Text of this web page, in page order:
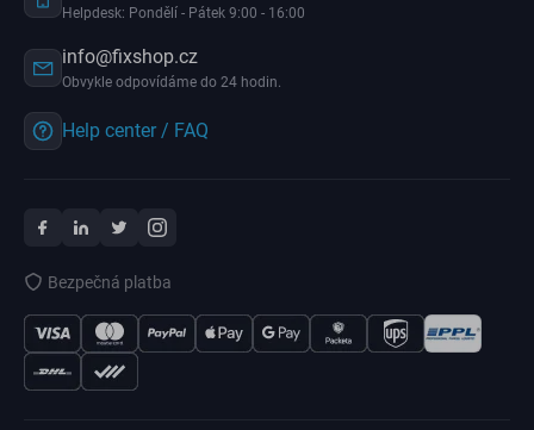
Helpdesk: Pondělí - Pátek 9:00 - 16:00
info@fixshop.cz
Obvykle odpovídáme do 24 hodin.
Help center / FAQ
Bezpečná platba